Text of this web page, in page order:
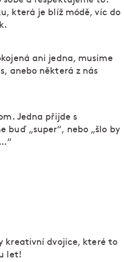
která je blíž módě, víc do
ani jedna, musíme
anebo některá z nás
Jedna přijde s
buď „super“, nebo „šlo by
kreativní dvojice, které to
let!